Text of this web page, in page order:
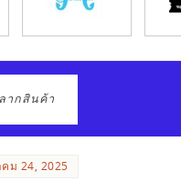
ากสินค้า
ม 24, 2025